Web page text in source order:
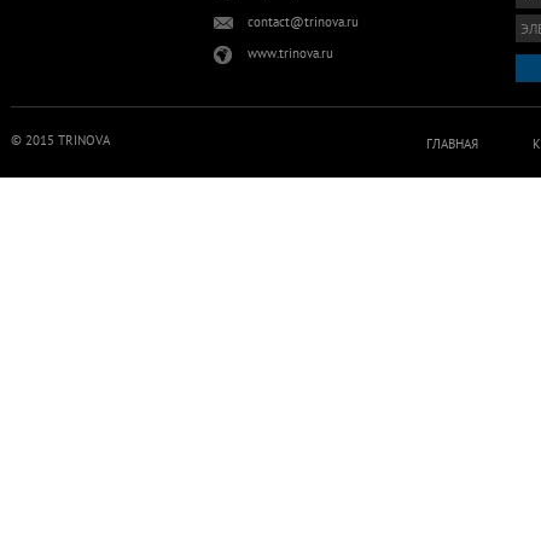
contact@trinova.ru
www.trinova.ru
ГЛАВНАЯ
© 2015 TRINOVA